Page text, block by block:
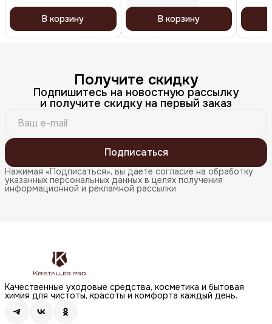
В корзину В корзину
Получите скидку
Подпишитесь на новостную рассылку
и получите скидку на первый заказ
Подписаться
Нажимая «Подписаться», вы даете согласие на обработку
указанных персональных данных в целях получения
информационной и рекламной рассылки
Качественные уходовые средства, косметика и бытовая
химия для чистоты, красоты и комфорта каждый день.